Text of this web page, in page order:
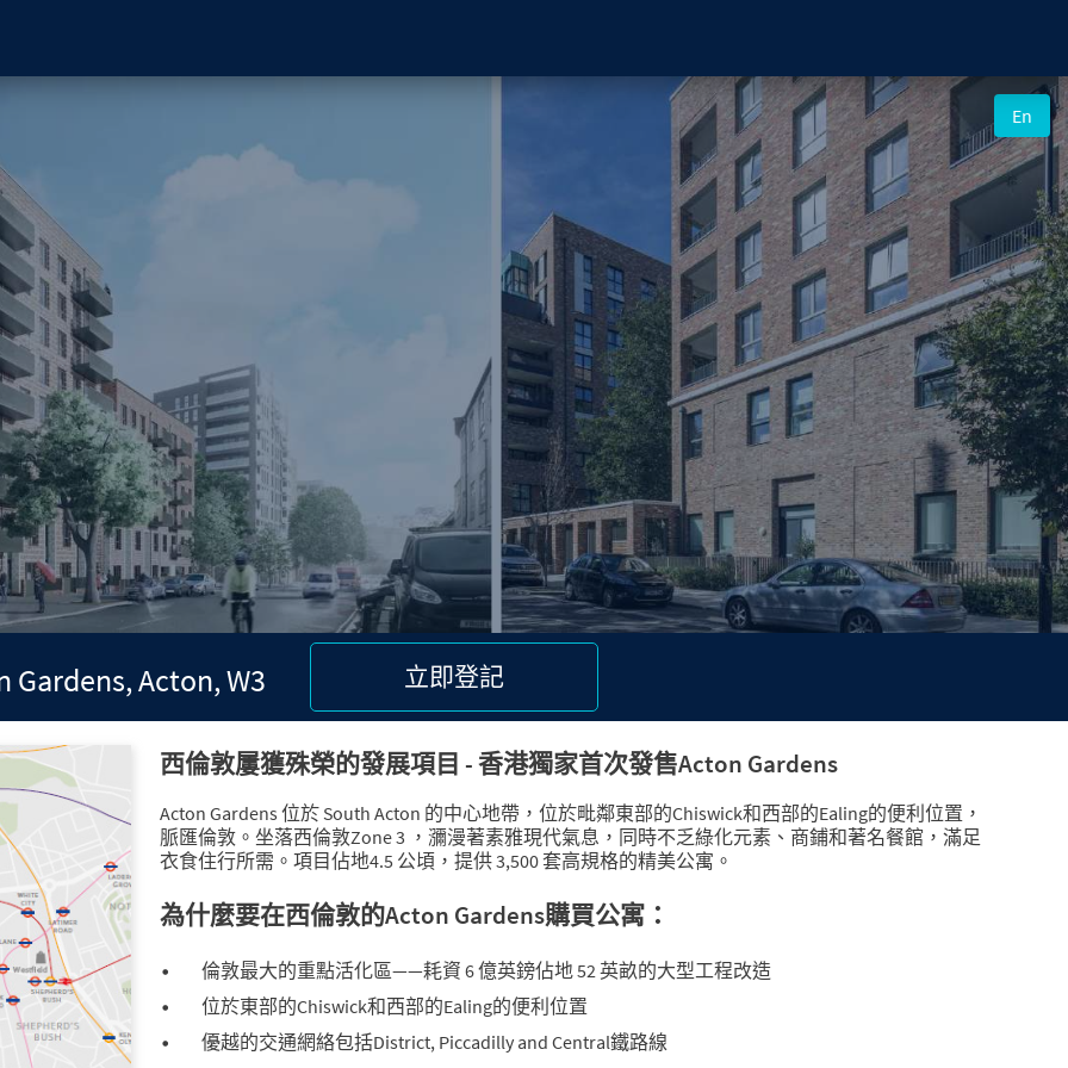
En
Next
Gardens, Acton, W3 立即登記
西倫敦屢獲殊榮的發展項目 - 香港獨家首次發售Acton Gardens
Acton Gardens 位於 South Acton 的中心地帶，位於毗鄰東部的Chiswick和西部的Ealing的便利位置，
脈匯倫敦。坐落西倫敦Zone 3 ，瀰漫著素雅現代氣息，同時不乏綠化元素、商鋪和著名餐館，滿足
衣食住行所需。項目佔地4.5 公頃，提供 3,500 套高規格的精美公寓。
為什麼要在西倫敦的Acton Gardens購買公寓：
倫敦最大的重點活化區——耗資 6 億英鎊佔地 52 英畝的大型工程改造
位於東部的Chiswick和西部的Ealing的便利位置
優越的交通網絡包括District, Piccadilly and Central鐵路線